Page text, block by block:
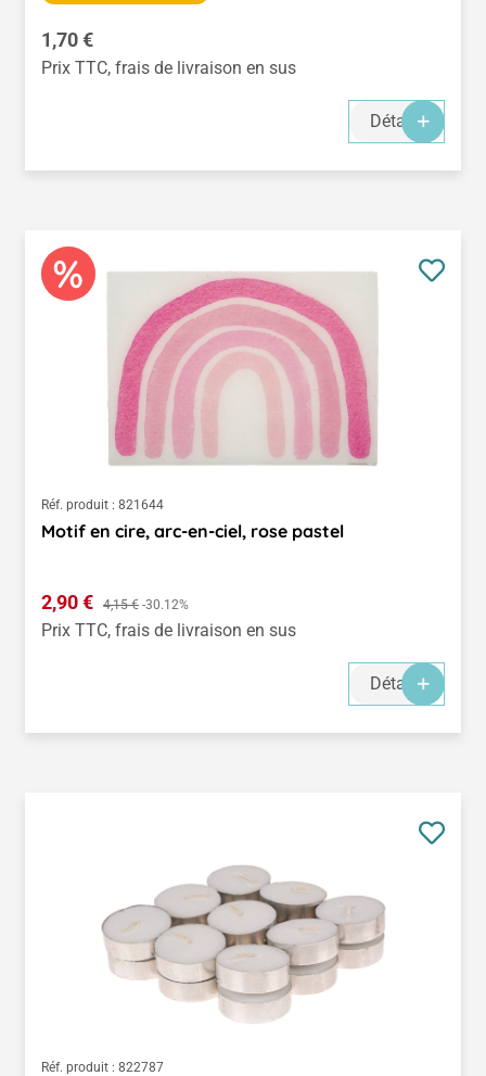
Prix régulier :
1,70 €
Prix TTC, frais de livraison en sus
Détails
Réf. produit : 821644
Motif en cire, arc-en-ciel, rose pastel
Prix de vente :
2,90 € Prix régulier :
4,15 € -30.12%
Prix TTC, frais de livraison en sus
Détails
Réf. produit : 822787